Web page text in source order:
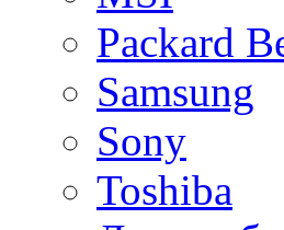
Packard
Samsung
Sony
Toshiba